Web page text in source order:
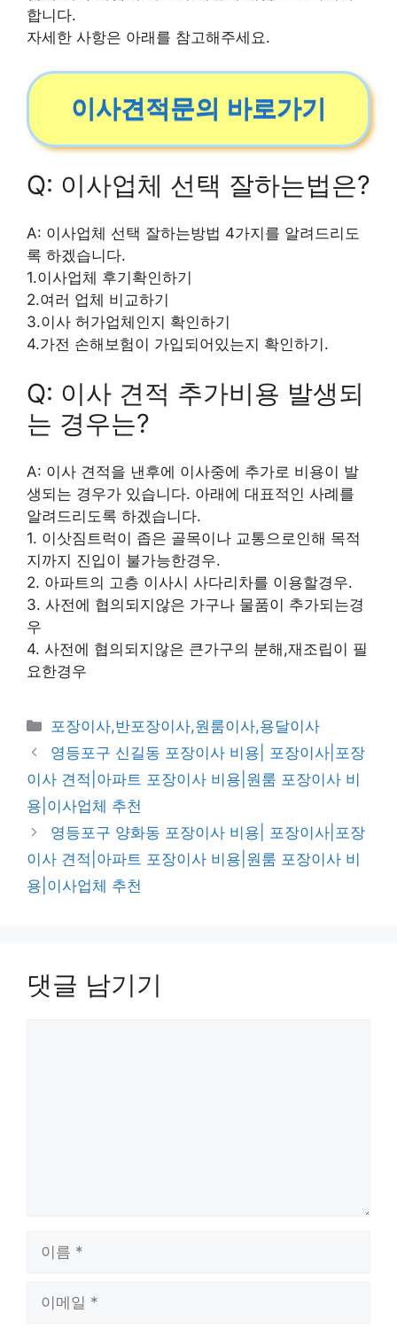
합니다.
자세한 사항은 아래를 참고해주세요.
이사견적문의 바로가기
Q: 이사업체 선택 잘하는법은?
A: 이사업체 선택 잘하는방법 4가지를 알려드리도
록 하겠습니다.
1.이사업체 후기확인하기
2.여러 업체 비교하기
3.이사 허가업체인지 확인하기
4.가전 손해보험이 가입되어있는지 확인하기.
Q: 이사 견적 추가비용 발생되
는 경우는?
A: 이사 견적을 낸후에 이사중에 추가로 비용이 발
생되는 경우가 있습니다. 아래에 대표적인 사례를
알려드리도록 하겠습니다.
1. 이삿짐트럭이 좁은 골목이나 교통으로인해 목적
지까지 진입이 불가능한경우.
2. 아파트의 고층 이사시 사다리차를 이용할경우.
3. 사전에 협의되지않은 가구나 물품이 추가되는경
우
4. 사전에 협의되지않은 큰가구의 분해,재조립이 필
요한경우
카
테
리
포장이사,반포장이사,원룸이사,용달이사
영등포구 신길동 포장이사 비용| 포장이사|포장
이사 견적|아파트 포장이사 비용|원룸 포장이사 비
용|이사업체 추천
영등포구 양화동 포장이사 비용| 포장이사|포장
이사 견적|아파트 포장이사 비용|원룸 포장이사 비
용|이사업체 추천
댓글 남기기